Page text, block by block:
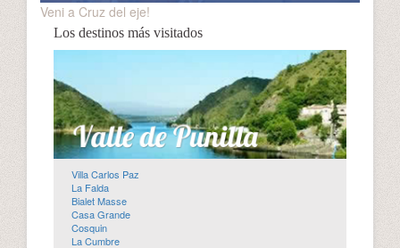
Veni a Cruz del eje!
Los destinos más visitados
Villa Carlos Paz
La Falda
Bialet Masse
Casa Grande
Cosquin
La Cumbre